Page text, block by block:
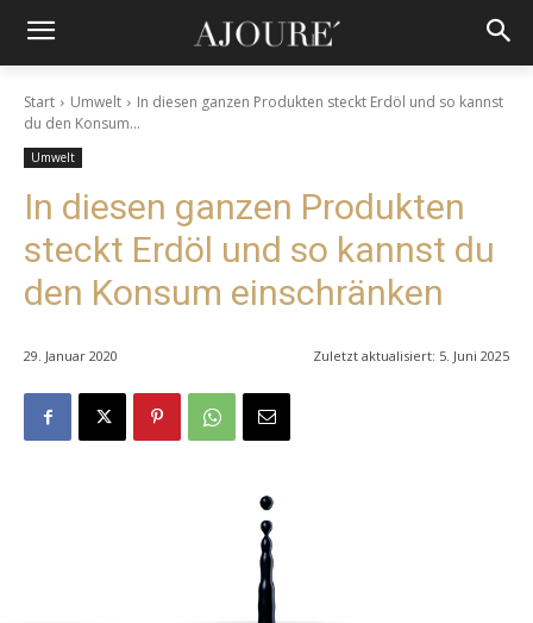
Start Umwelt
In diesen ganzen Produkten steckt Erdöl und so kannst
du den Konsum...
Umwelt
In diesen ganzen Produkten
steckt Erdöl und so kannst du
den Konsum einschränken
29. Januar 2020 Zuletzt aktualisiert: 5. Juni 2025